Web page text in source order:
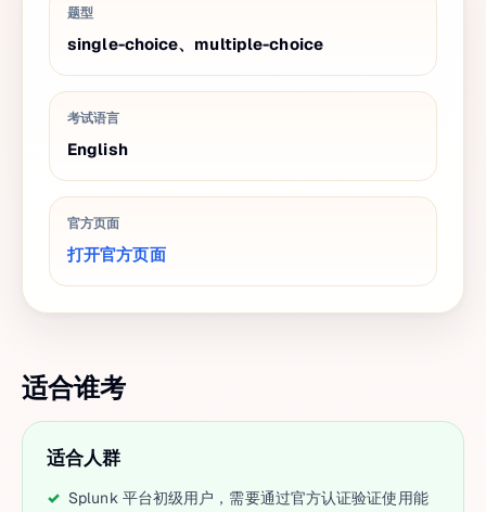
题型
single-choice、multiple-choice
考试语言
English
官方页面
打开官方页面
适合谁考
适合人群
Splunk 平台初级用户，需要通过官方认证验证使用能